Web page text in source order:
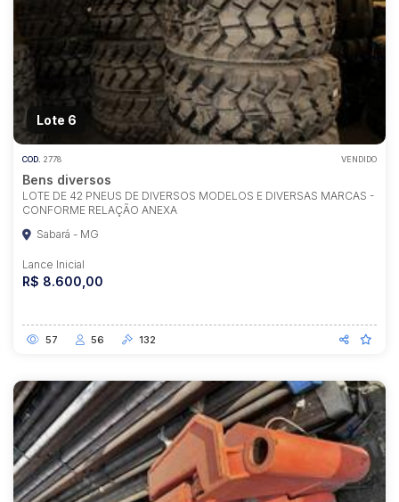
Lote 6
COD. 2778 VENDIDO
Bens diversos
LOTE DE 42 PNEUS DE DIVERSOS MODELOS E DIVERSAS MARCAS -
CONFORME RELAÇÃO ANEXA
Sabará - MG
Lance Inicial
R$ 8.600,00
57 56 132